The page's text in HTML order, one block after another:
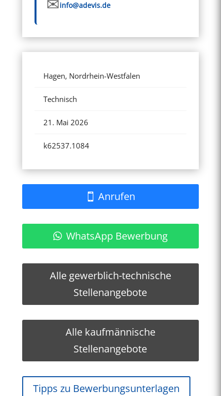
info@adevis.de
Hagen, Nordrhein-Westfalen
Technisch
21. Mai 2026
k62537.1084
Anrufen
WhatsApp Bewerbung
Alle gewerblich-technische
Stellenangebote
Alle kaufmännische
Stellenangebote
Tipps zu Bewerbungsunterlagen